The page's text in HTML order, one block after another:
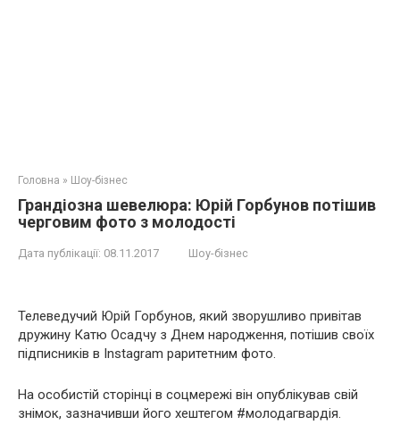
Головна » Шоу-бізнес
Грандіозна шевелюра: Юрій Горбунов потішив
черговим фото з молодості
Дата публікації: 08.11.2017 Шоу-бізнес
Телеведучий Юрій Горбунов, який зворушливо привітав
дружину Катю Осадчу з Днем народження, потішив своїх
підписників в Instagram раритетним фото.
На особистій сторінці в соцмережі він опублікував свій
знімок, зазначивши його хештегом #молодагвардія.